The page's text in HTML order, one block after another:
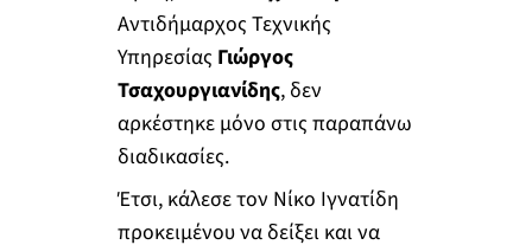
Αντιδήμαρχος Τεχνικής
Υπηρεσίας Γιώργος
Τσαχουργιανίδης, δεν
αρκέστηκε μόνο στις παραπάνω
διαδικασίες.
Έτσι, κάλεσε τον Νίκο Ιγνατίδη
προκειμένου να δείξει και να